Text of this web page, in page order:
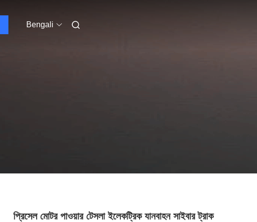
Bengali
প্রিসেল মোটর পাওয়ার টেসলা ইলেকট্রিক যানবাহন সাইবার ট্রাক